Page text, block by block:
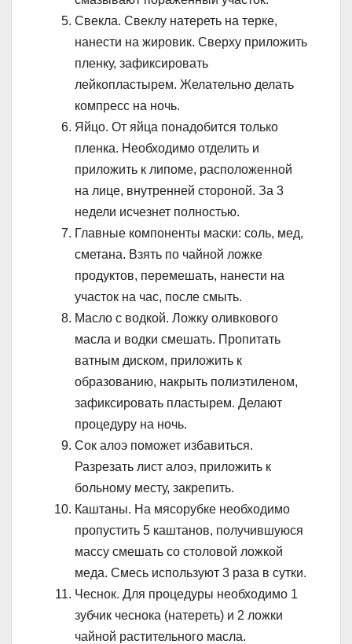
Свекла. Свеклу натереть на терке,
нанести на жировик. Сверху приложить
пленку, зафиксировать
лейкопластырем. Желательно делать
компресс на ночь.
Яйцо. От яйца понадобится только
пленка. Необходимо отделить и
приложить к липоме, расположенной
на лице, внутренней стороной. За 3
недели исчезнет полностью.
Главные компоненты маски: соль, мед,
сметана. Взять по чайной ложке
продуктов, перемешать, нанести на
участок на час, после смыть.
Масло с водкой. Ложку оливкового
масла и водки смешать. Пропитать
ватным диском, приложить к
образованию, накрыть полиэтиленом,
зафиксировать пластырем. Делают
процедуру на ночь.
Сок алоэ поможет избавиться.
Разрезать лист алоэ, приложить к
больному месту, закрепить.
Каштаны. На мясорубке необходимо
пропустить 5 каштанов, получившуюся
массу смешать со столовой ложкой
меда. Смесь используют 3 раза в сутки.
Чеснок. Для процедуры необходимо 1
зубчик чеснока (натереть) и 2 ложки
чайной растительного масла.